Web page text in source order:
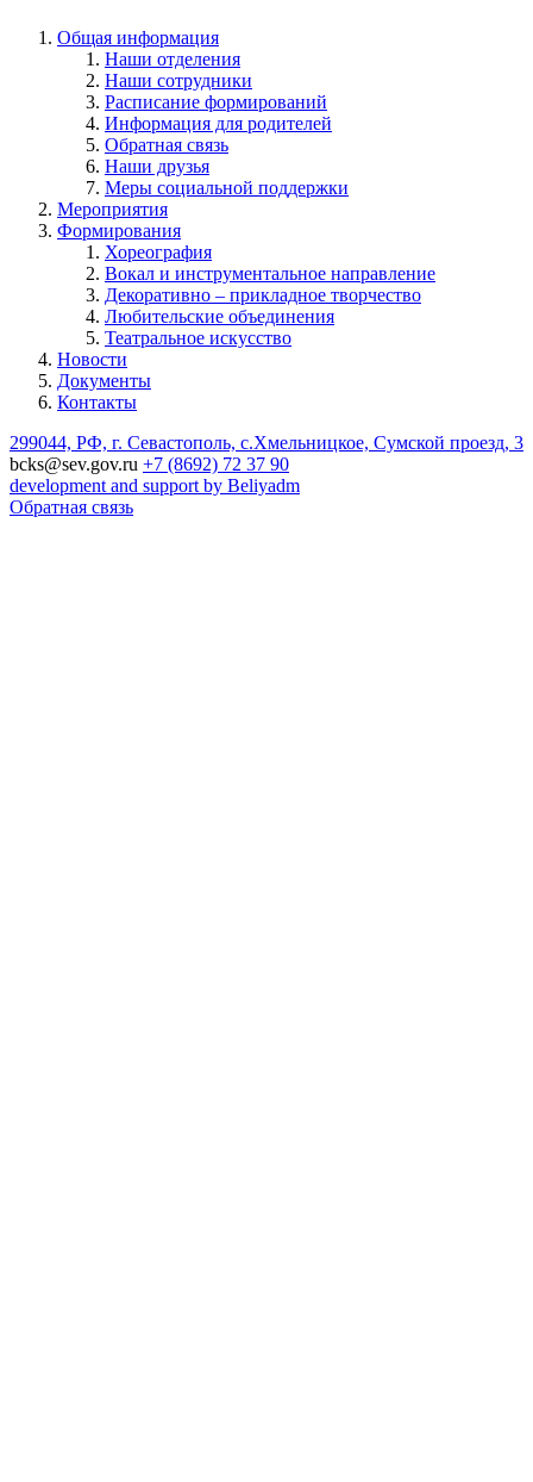
Общая информация
Наши отделения
Наши сотрудники
Расписание формирований
Информация для родителей
Обратная связь
Наши друзья
Меры социальной поддержки
Мероприятия
Формирования
Хореография
Вокал и инструментальное направление
Декоративно – прикладное творчество
Любительские объединения
Театральное искусство
Новости
Документы
Контакты
299044, РФ, г. Севастополь, с.Хмельницкое, Сумской проезд, 3
bcks@sev.gov.ru +7 (8692) 72 37 90
development and support by Beliyadm
Обратная связь